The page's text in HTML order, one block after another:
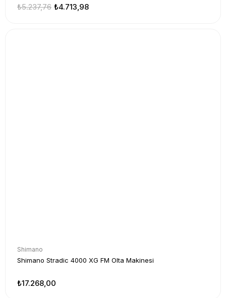
₺4.713,98
₺5.237,76
Shimano
Shimano Stradic 4000 XG FM Olta Makinesi
₺17.268,00